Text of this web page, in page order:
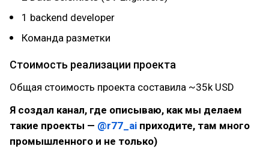
1 backend developer
Команда разметки
Стоимость реализации проекта
Общая стоимость проекта составила ~35k USD
Я создал канал, где описываю, как мы делаем
такие проекты — @r77_ai приходите, там много
промышленного и не только)